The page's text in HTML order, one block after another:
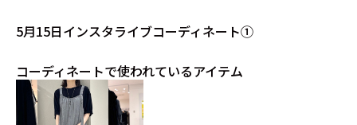
5月15日インスタライブコーディネート①
コーディネートで使われているアイテム